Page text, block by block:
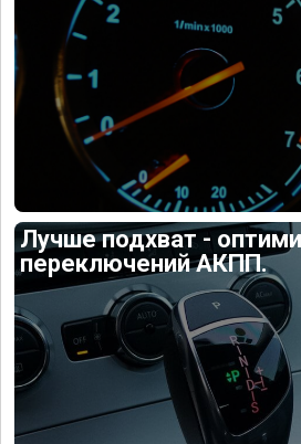
Лучше подхват -
переключений АКПП.